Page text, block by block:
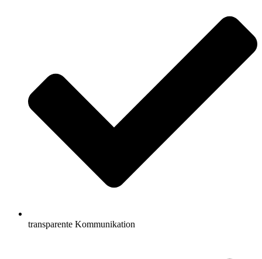
transparente Kommunikation